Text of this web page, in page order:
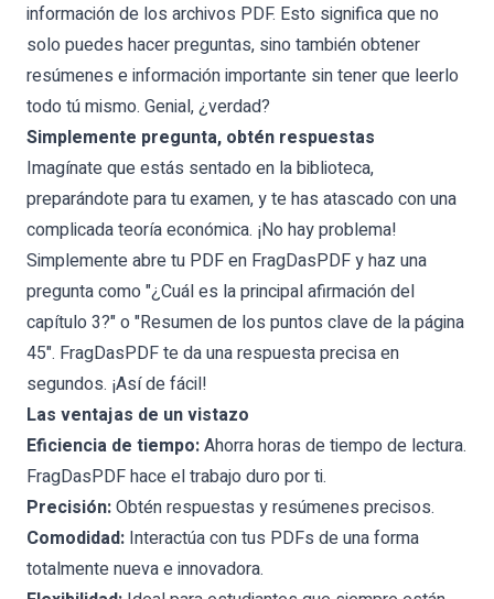
información de los archivos PDF. Esto significa que no
solo puedes hacer preguntas, sino también obtener
resúmenes e información importante sin tener que leerlo
todo tú mismo. Genial, ¿verdad?
Simplemente pregunta, obtén respuestas
Imagínate que estás sentado en la biblioteca,
preparándote para tu examen, y te has atascado con una
complicada teoría económica. ¡No hay problema!
Simplemente abre tu PDF en FragDasPDF y haz una
pregunta como "¿Cuál es la principal afirmación del
capítulo 3?" o "Resumen de los puntos clave de la página
45". FragDasPDF te da una respuesta precisa en
segundos. ¡Así de fácil!
Las ventajas de un vistazo
Eficiencia de tiempo:Ahorra horas de tiempo de lectura.
FragDasPDF hace el trabajo duro por ti.
Precisión:Obtén respuestas y resúmenes precisos.
Comodidad: Interactúa con tus PDFs de una forma
totalmente nueva e innovadora.